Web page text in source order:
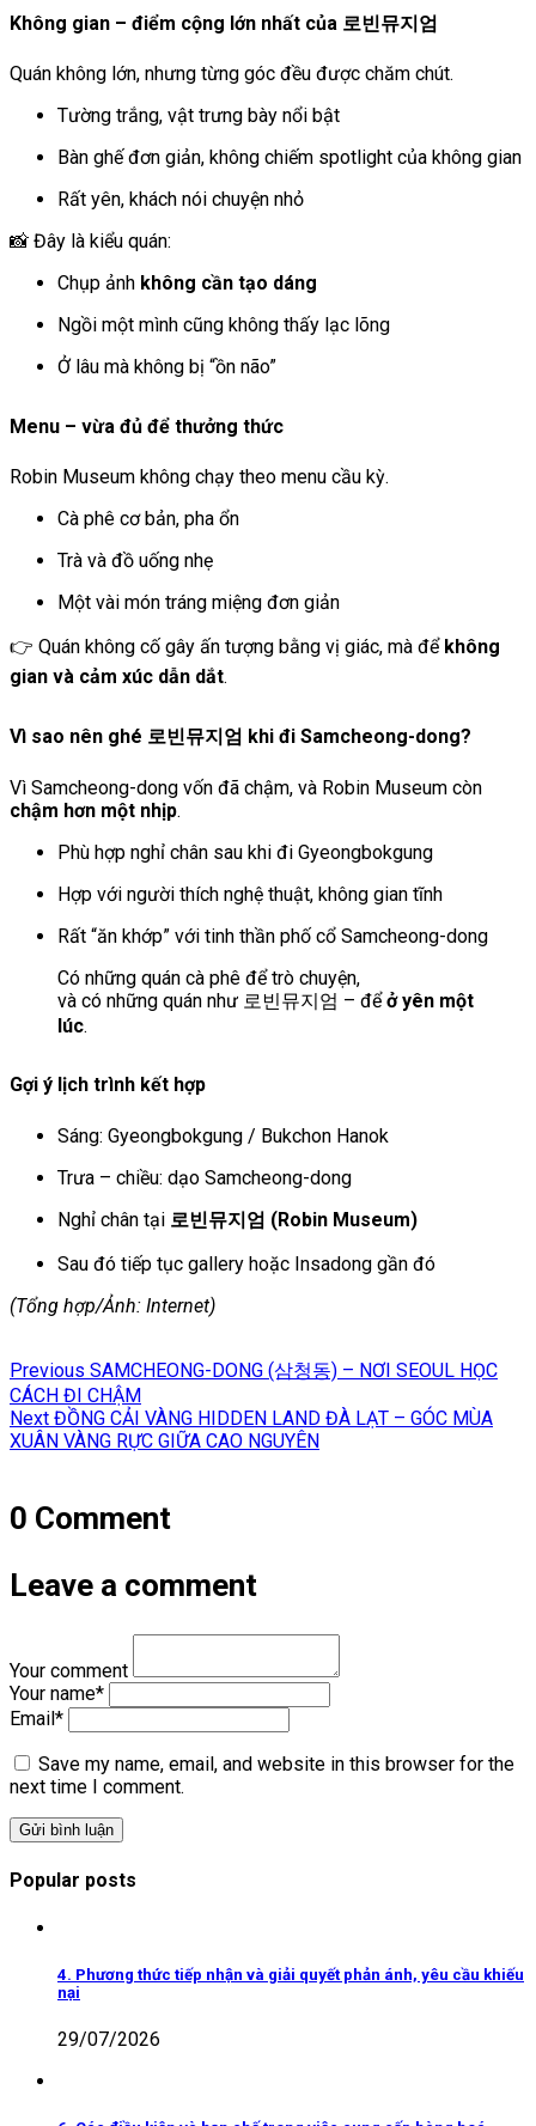
Không gian – điểm cộng lớn nhất của 로빈뮤지엄
Quán không lớn, nhưng từng góc đều được chăm chút.
Tường trắng, vật trưng bày nổi bật
Bàn ghế đơn giản, không chiếm spotlight của không gian
Rất yên, khách nói chuyện nhỏ
📸 Đây là kiểu quán:
Chụp ảnh không cần tạo dáng
Ngồi một mình cũng không thấy lạc lõng
Ở lâu mà không bị “ồn não”
Menu – vừa đủ để thưởng thức
Robin Museum không chạy theo menu cầu kỳ.
Cà phê cơ bản, pha ổn
Trà và đồ uống nhẹ
Một vài món tráng miệng đơn giản
👉 Quán không cố gây ấn tượng bằng vị giác, mà để không
gian và cảm xúc dẫn dắt.
Vì sao nên ghé 로빈뮤지엄 khi đi Samcheong-dong?
Vì Samcheong-dong vốn đã chậm, và Robin Museum còn
chậm hơn một nhịp.
Phù hợp nghỉ chân sau khi đi Gyeongbokgung
Hợp với người thích nghệ thuật, không gian tĩnh
Rất “ăn khớp” với tinh thần phố cổ Samcheong-dong
Có những quán cà phê để trò chuyện,
và có những quán như 로빈뮤지엄 – đểở yên một
lúc.
Gợi ý lịch trình kết hợp
Sáng: Gyeongbokgung / Bukchon Hanok
Trưa – chiều: dạo Samcheong-dong
Nghỉ chân tại 로빈뮤지엄 (Robin Museum)
Sau đó tiếp tục gallery hoặc Insadong gần đó
(Tổng hợp/Ảnh: Internet)
hướng
bài
viết
Previous Previous
post:
SAMCHEONG-DONG (삼청동) – NƠI SEOUL HỌC
CÁCH ĐI CHẬM
Next Next
post:
ĐỒNG CẢI VÀNG HIDDEN LAND ĐÀ LẠT – GÓC MÙA
XUÂN VÀNG RỰC GIỮA CAO NGUYÊN
0 Comment
Leave a comment
Your comment
Your name*
Email *
Save my name, email, and website in this browser for the
next time I comment.
Popular posts
4. Phương thức tiếp nhận và giải quyết phản ánh, yêu cầu khiếu
nại
29/07/2026